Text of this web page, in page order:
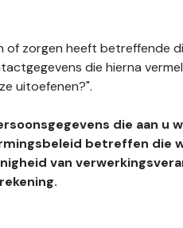
of zorgen heeft betreffende
die hierna
uitoefenen?".
die aan
betreffen die
van